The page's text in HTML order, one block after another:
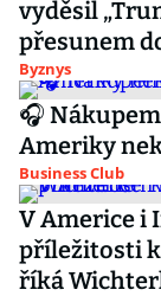
vyděsil
přesunem
Byznys
🎧
Ameriky
Business Club
V Americe i
příležitosti k
říká